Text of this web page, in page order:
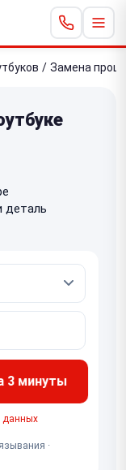
/ Замена
деталь
3 минуты
данных
·